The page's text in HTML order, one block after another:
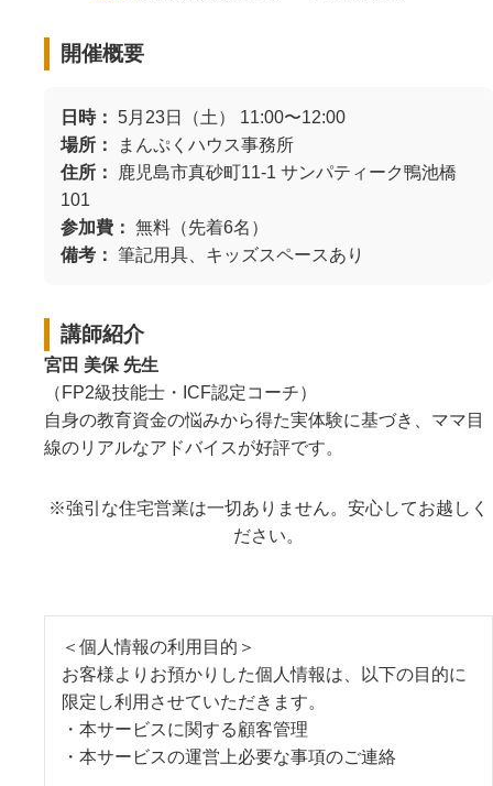
開催概要
日時： 5月23日（土） 11:00〜12:00
場所：
まんぷくハウス事務所
住所：
鹿児島市真砂町11-1 サンパティーク鴨池橋
101
参加費： 無料（先着6名）
備考： 筆記用具、キッズスペースあり
講師紹介
宮田 美保 先生
（FP2級技能士・ICF認定コーチ）
自身の教育資金の悩みから得た実体験に基づき、ママ目
線のリアルなアドバイスが好評です。
※強引な住宅営業は一切ありません。安心してお越しく
ださい。
＜個人情報の利用目的＞
お客様よりお預かりした個人情報は、以下の目的に
限定し利用させていただきます。
・本サービスに関する顧客管理
・本サービスの運営上必要な事項のご連絡